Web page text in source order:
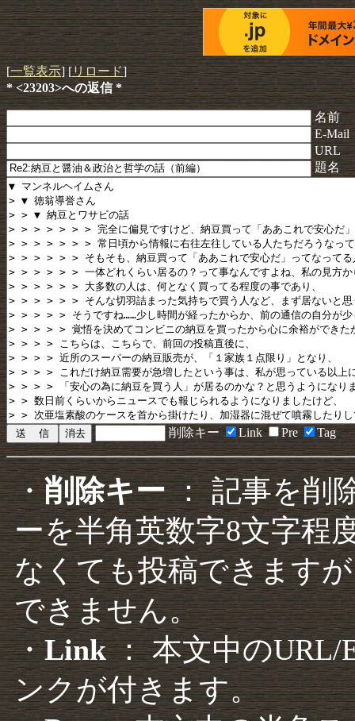
[一覧表示] [リロード]
* <23203>への返信 *
名前
E-Mail
URL
題名
削除キー Link Pre Tag
・削除キー： 記事を削
ーを半角英数字8文字程
なくても投稿できます
できません。
・Link： 本文中のURL/
ンクが付きます。